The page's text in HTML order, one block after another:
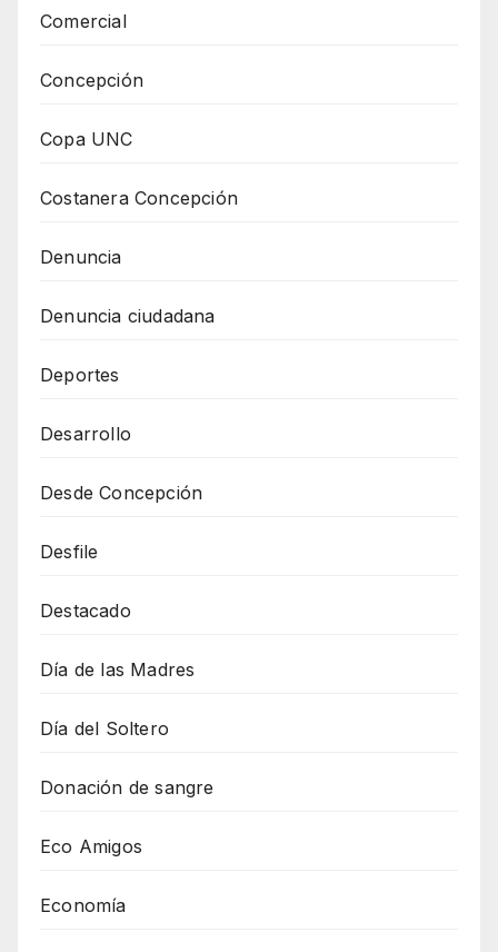
Comercial
Concepción
Copa UNC
Costanera Concepción
Denuncia
Denuncia ciudadana
Deportes
Desarrollo
Desde Concepción
Desfile
Destacado
Día de las Madres
Día del Soltero
Donación de sangre
Eco Amigos
Economía